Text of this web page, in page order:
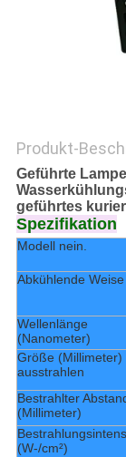
Produkt-
Geführte
geführtes
Spezifikation
Modell nein.
Abkühlende Weise
Wellenlänge
(Nanometer)
Größe (Millimeter)
ausstrahlen
Bestrahlter
(Millimeter)
(W-/cm²)